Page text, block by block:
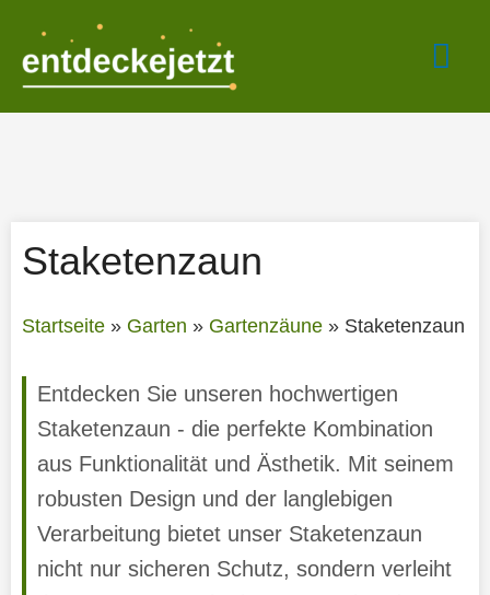
springen
Staketenzaun
Startseite» Garten » Gartenzäune» Staketenzaun
Entdecken Sie unseren hochwertigen
Staketenzaun - die perfekte Kombination
aus Funktionalität und Ästhetik. Mit seinem
robusten Design und der langlebigen
Verarbeitung bietet unser Staketenzaun
nicht nur sicheren Schutz, sondern verleiht